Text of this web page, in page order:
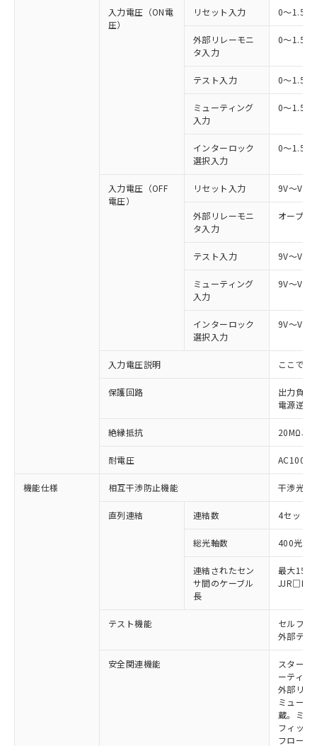
入力電圧（ON電
圧）
リセット入力 0～1.5V
外部リレーモニ
タ入力
0～1.5V
テスト入力 0～1.5V
ミューティング
入力
0～1.5V
インターロック
選択入力
0～1.5V
入力電圧（OFF
電圧）
リセット入力 9V～Vs
外部リレーモニ
タ入力
オープン
テスト入力 9V～Vs
ミューティング
入力
9V～Vs
インターロック
選択入力
9V～Vs
入力電圧説明 ここでの
保護回路
出力負荷
電源逆接
絶縁抵抗 20MΩ以
耐電圧
機能仕様 相互干渉防止機能 干渉光回
直列連結 連結数 4セット
総光軸数 400光軸
連結されたセン
サ間のケーブル
長
最大15m
JJR□L）
テスト機能
セルフテ
外部テス
安全関連機能
スタート
ーティン
外部リレ
ミューテ
蔵。ミュ
フィック
フローテ
ご利用条件
本サービスは、当社制御機器事業取扱
商品の当社在庫状況および標準価格
(税抜)を提供させていただくもので
当社制御機器事業取扱商品の中には、
※1 対応状況
対応済み：EU RoHS指令（10物質）の
す。
有に対応した製品に切り替える予定のある
対応予定なし：EU RoHS指令（10物質）の
非含有に非対応の商品で、対応品を出す予
調査・確認中：EU RoHS指令（10物質）の
仕入先様の事情により、非含有部品として
「×」：最大均質材料含有率が中国RoHSの